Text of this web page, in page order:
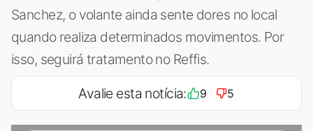
Sanchez, o volante ainda sente dores no local
quando realiza determinados movimentos. Por
isso, seguirá tratamento no Reffis.
Avalie esta notícia: 9 5